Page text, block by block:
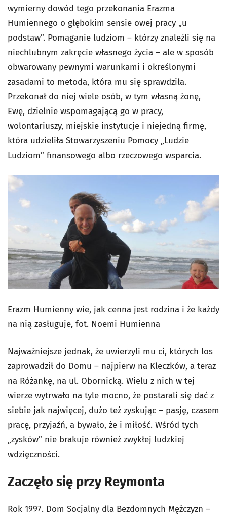
wymierny dowód tego przekonania Erazma
Humiennego o głębokim sensie owej pracy „u
podstaw”. Pomaganie ludziom – którzy znaleźli się na
niechlubnym zakręcie własnego życia – ale w sposób
obwarowany pewnymi warunkami i określonymi
zasadami to metoda, która mu się sprawdziła.
Przekonał do niej wiele osób, w tym własną żonę,
Ewę, dzielnie wspomagającą go w pracy,
wolontariuszy, miejskie instytucje i niejedną firmę,
która udzieliła Stowarzyszeniu Pomocy „Ludzie
Ludziom” finansowego albo rzeczowego wsparcia.
Erazm Humienny wie, jak cenna jest rodzina i że każdy
na nią zasługuje, fot. Noemi Humienna
Najważniejsze jednak, że uwierzyli mu ci, których los
zaprowadził do Domu – najpierw na Kleczków, a teraz
na Różankę, na ul. Obornicką. Wielu z nich w tej
wierze wytrwało na tyle mocno, że postarali się dać z
siebie jak najwięcej, dużo też zyskując – pasję, czasem
pracę, przyjaźń, a bywało, że i miłość. Wśród tych
„zysków” nie brakuje również zwykłej ludzkiej
wdzięczności.
Zaczęło się przy Reymonta
Rok 1997. Dom Socjalny dla Bezdomnych Mężczyzn –